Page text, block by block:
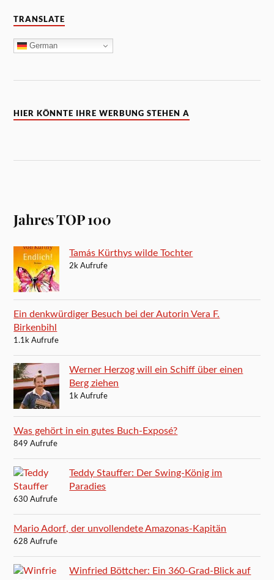
TRANSLATE
German
HIER KÖNNTE IHRE WERBUNG STEHEN A
Jahres TOP 100
Tamás Kürthys wilde Tochter
2k Aufrufe
Ein denkwürdiger Besuch bei der Autorin Vera F.
Birkenbihl
1.1k Aufrufe
Werner Herzog will ein Schiff über einen
Berg ziehen
1k Aufrufe
Was gehört in ein gutes Buch-Exposé?
849 Aufrufe
Teddy Stauffer: Der Swing-König im
Paradies
630 Aufrufe
Mario Adorf, der unvollendete Amazonas-Kapitän
628 Aufrufe
Winfried Böttcher: Ein 360-Grad-Blick auf